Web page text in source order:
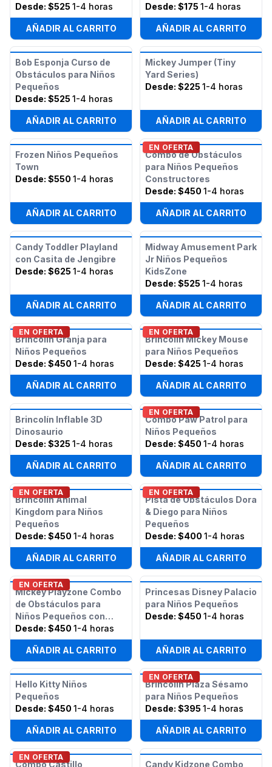
Desde: $525 1-4 horas
AÑADIR AL CARRITO
Desde: $175 1-4 horas
AÑADIR AL CARRITO
Bob Esponja Curso de
Obstáculos para Niños
Pequeños
Desde: $525 1-4 horas
AÑADIR AL CARRITO
Mickey Jumper (Tiny
Yard Series)
Desde: $225 1-4 horas
AÑADIR AL CARRITO
Frozen Niños Pequeños
Town
Desde: $550 1-4 horas
AÑADIR AL CARRITO
EN OFERTA
Combo de Obstáculos
para Niños Pequeños
Constructores
Desde: $450 1-4 horas
AÑADIR AL CARRITO
Candy Toddler Playland
con Casita de Jengibre
Desde: $625 1-4 horas
AÑADIR AL CARRITO
Midway Amusement Park
Jr Niños Pequeños
KidsZone
Desde: $525 1-4 horas
AÑADIR AL CARRITO
EN OFERTA
Brincolín Granja para
Niños Pequeños
Desde: $450 1-4 horas
AÑADIR AL CARRITO
EN OFERTA
Brincolín Mickey Mouse
para Niños Pequeños
Desde: $425 1-4 horas
AÑADIR AL CARRITO
Brincolín Inflable 3D
Dinosaurio
Desde: $325 1-4 horas
AÑADIR AL CARRITO
EN OFERTA
Combo Paw Patrol para
Niños Pequeños
Desde: $450 1-4 horas
AÑADIR AL CARRITO
EN OFERTA
Brincolín Animal
Kingdom para Niños
Pequeños
Desde: $450 1-4 horas
AÑADIR AL CARRITO
EN OFERTA
Pista de Obstáculos Dora
& Diego para Niños
Pequeños
Desde: $400 1-4 horas
AÑADIR AL CARRITO
EN OFERTA
Mickey Playzone Combo
de Obstáculos para
Niños Pequeños con
Tobogán (Húmedo/Seco)
Desde: $450 1-4 horas
AÑADIR AL CARRITO
Princesas Disney Palacio
para Niños Pequeños
Desde: $450 1-4 horas
AÑADIR AL CARRITO
Hello Kitty Niños
Pequeños
Desde: $450 1-4 horas
AÑADIR AL CARRITO
EN OFERTA
Brincolín Plaza Sésamo
para Niños Pequeños
Desde: $395 1-4 horas
AÑADIR AL CARRITO
EN OFERTA
Combo Castillo Candy Kidzone Combo